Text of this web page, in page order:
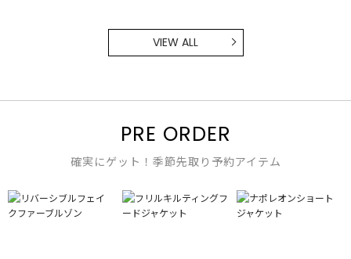
VIEW ALL
PRE ORDER
確実にゲット！季節先取り予約アイテム